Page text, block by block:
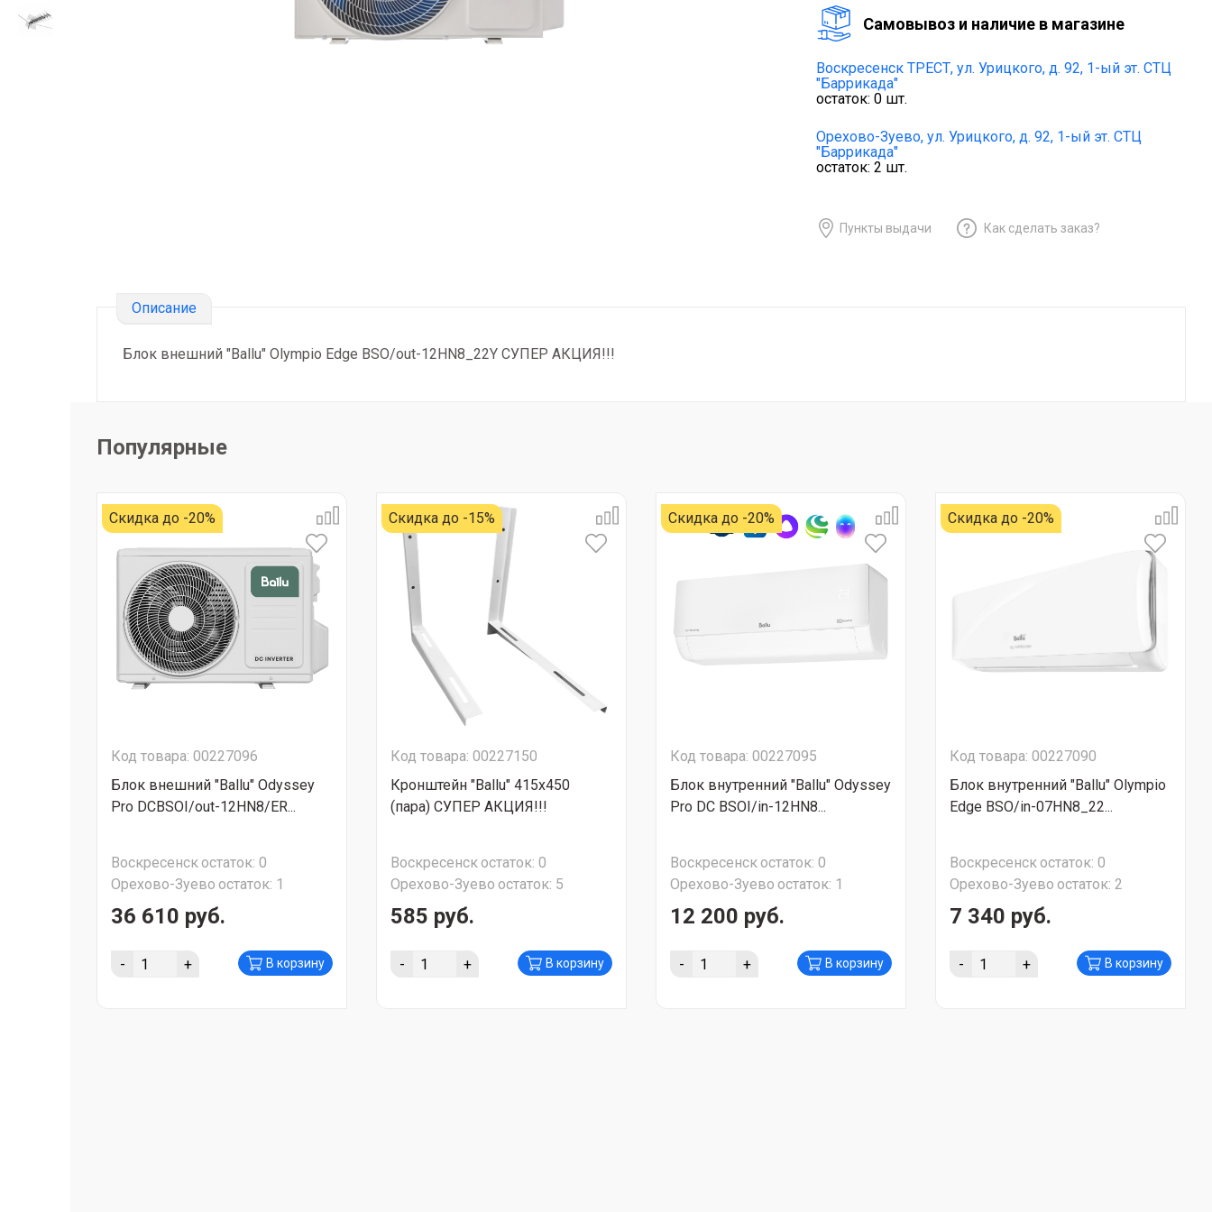
Cамовывоз и наличие в магазине
Воскресенск ТРЕСТ, ул. Урицкого, д. 92, 1-ый эт. СТЦ
"Баррикада"
остаток: 0 шт.
Орехово-Зуево, ул. Урицкого, д. 92, 1-ый эт. СТЦ
"Баррикада"
остаток: 2 шт.
Пункты выдачи Как сделать заказ?
Описание
Блок внешний "Ballu" Olympio Edge BSO/out-12HN8_22Y СУПЕР АКЦИЯ!!!
Популярные
Скидка до -20%
Код товара: 00227096
Блок внешний "Ballu" Odyssey
Pro DCBSOI/out-12HN8/ER...
Воскресенскостаток: 0
Орехово-Зуево остаток: 1
36 610 руб.
- + В корзину
Скидка до -15%
Код товара: 00227150
Кронштейн "Ballu" 415х450
(пара) СУПЕР АКЦИЯ!!!
Воскресенскостаток: 0
Орехово-Зуево остаток: 5
585 руб.
- + В корзину
Скидка до -20%
Код товара: 00227095
Блок внутренний "Ballu" Odyssey
Pro DC BSOI/in-12HN8...
Воскресенскостаток: 0
Орехово-Зуево остаток: 1
12 200 руб.
- + В корзину
Скидка до -20%
Код товара: 00227090
Блок внутренний "Ballu" Olympio
Edge BSO/in-07HN8_22...
Воскресенскостаток: 0
Орехово-Зуево остаток: 2
7 340 руб.
- + В корзину